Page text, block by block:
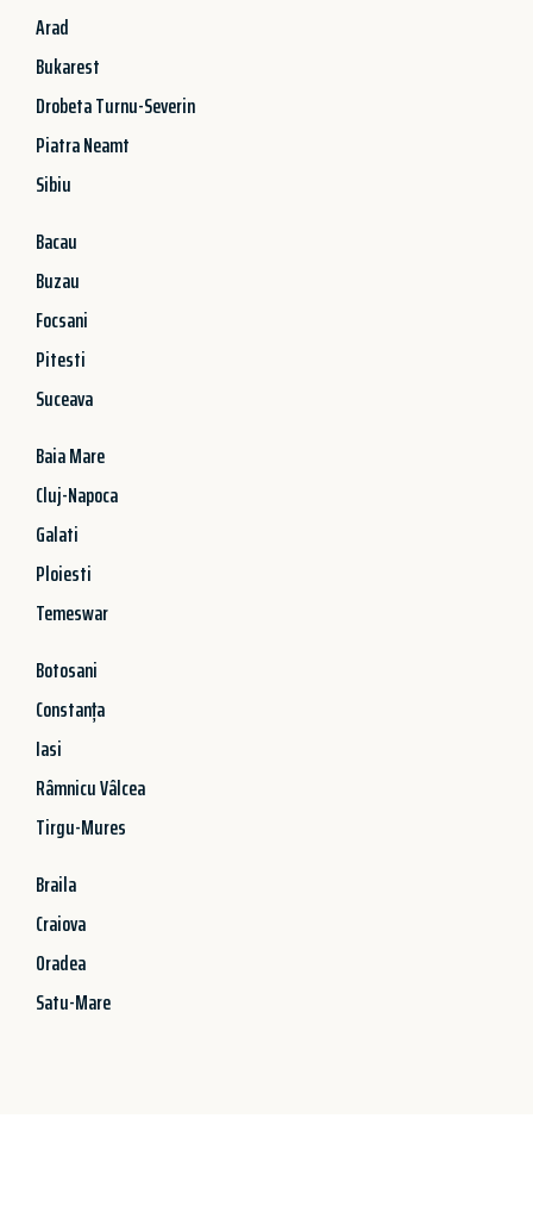
Arad
Bukarest
Drobeta Turnu-Severin
Piatra Neamt
Sibiu
Bacau
Buzau
Focsani
Pitesti
Suceava
Baia Mare
Cluj-Napoca
Galati
Ploiesti
Temeswar
Botosani
Constanța
Iasi
Râmnicu Vâlcea
Tirgu-Mures
Braila
Craiova
Oradea
Satu-Mare